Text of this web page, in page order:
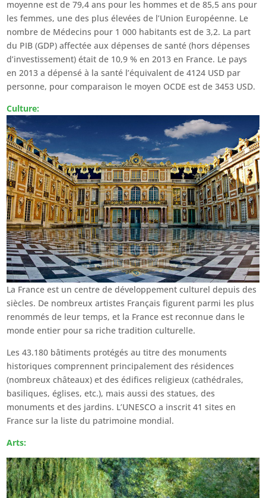
moyenne est de 79,4 ans pour les hommes et de 85,5 ans pour
les femmes, une des plus élevées de l’Union Européenne. Le
nombre de Médecins pour 1 000 habitants est de 3,2. La part
du PIB (GDP) affectée aux dépenses de santé (hors dépenses
d’investissement) était de 10,9 % en 2013 en France. Le pays
en 2013 a dépensé à la santé l’équivalent de 4124 USD par
personne, pour comparaison le moyen OCDE est de 3453 USD.
Culture:
La France est un centre de développement culturel depuis des
siècles. De nombreux artistes Français figurent parmi les plus
renommés de leur temps, et la France est reconnue dans le
monde entier pour sa riche tradition culturelle.
Les 43.180 bâtiments protégés au titre des monuments
historiques comprennent principalement des résidences
(nombreux châteaux) et des édifices religieux (cathédrales,
basiliques, églises, etc.), mais aussi des statues, des
monuments et des jardins. L’UNESCO a inscrit 41 sites en
France sur la liste du patrimoine mondial.
Arts: